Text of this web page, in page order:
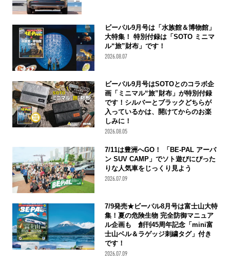
ビーパル9月号は「水族館＆博物館」
大特集！ 特別付録は「SOTO ミニマ
ル“旅”財布」です！
2026.08.07
ビーパル9月号はSOTOとのコラボ企
画「ミニマル“旅”財布」が特別付録
です！シルバーとブラックどちらが
入っているかは、開けてからのお楽
しみに！
2026.08.05
7/11は豊洲へGO！ 「BE-PAL アーバ
ン SUV CAMP」でソト遊びにぴった
りな人気車をじっくり見よう
2026.07.09
7/9発売★ビーパル8月号は富士山大特
集！夏の危険生物 完全防御マニュア
ル企画も 創刊45周年記念「mini富
士山ベル＆ラゲッジ刺繍タグ」付き
です！
2026.07.09